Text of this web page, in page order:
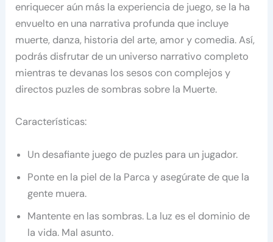
enriquecer aún más la experiencia de juego, se la ha
envuelto en una narrativa profunda que incluye
muerte, danza, historia del arte, amor y comedia. Así,
podrás disfrutar de un universo narrativo completo
mientras te devanas los sesos con complejos y
directos puzles de sombras sobre la Muerte.
Características:
Un desafiante juego de puzles para un jugador.
Ponte en la piel de la Parca y asegúrate de que la
gente muera.
Mantente en las sombras. La luz es el dominio de
la vida. Mal asunto.